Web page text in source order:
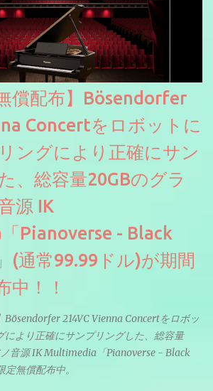
償配布】Bösendorfer
Concertをロボットに
ングにより正確にサン
、総容量20GBのグラ
源 IK
Pianoverse - Black
(通常99.99ドル)が期間
中！！
Bösendorfer 214VC Vienna Concertをロボッ
により正確にサンプリングした、総容量
音源 IK Multimedia「Pianoverse - Black
無償配布中。